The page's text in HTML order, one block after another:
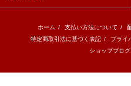
ホーム / 支払い方法について /
特定商取引法に基づく表記 / プライ
ショップブログ